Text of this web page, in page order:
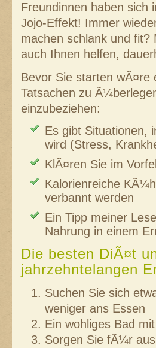
Freundinnen haben sich
Jojo-Effekt! Immer
machen schlank und fit?
auch Ihnen helfen,
Bevor Sie starten wÃ¤re
Tatsachen zu
einzubeziehen:
Es gibt Situationen,
wird (Stress,
KlÃ¤ren Sie im
Kalorienreiche
verbannt werden
Ein Tipp meiner
Nahrung in einem
Die besten DiÃ¤t
jahrzehntelangen
Suchen Sie sich
weniger ans Essen
Ein wohliges Bad
Sorgen Sie fÃ¼r